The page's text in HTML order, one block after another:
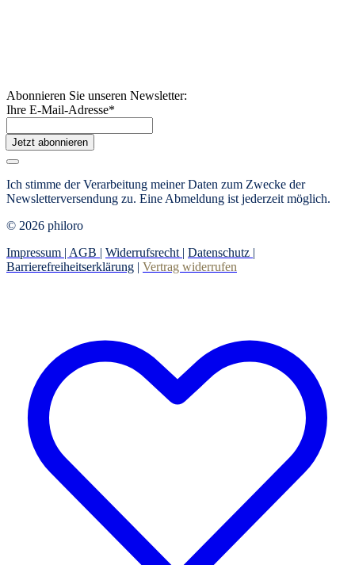
Abonnieren Sie unseren Newsletter:
Ihre E-Mail-Adresse*
Jetzt abonnieren
Ich stimme der Verarbeitung meiner Daten zum Zwecke der
Newsletterversendung zu. Eine Abmeldung ist jederzeit möglich.
© 2026 philoro
Impressum | AGB | Widerrufsrecht | Datenschutz |
Barrierefreiheitserklärung | Vertrag widerrufen